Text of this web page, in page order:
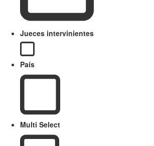
Jueces intervinientes
País
Multi Select